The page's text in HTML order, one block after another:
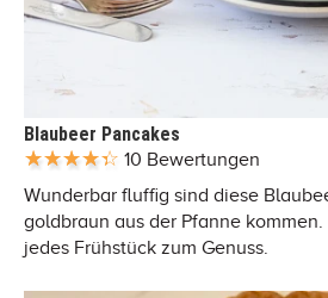
Blaubeer Pancakes
10 Bewertungen
Wunderbar fluffig sind diese
goldbraun aus der Pfanne
jedes Frühstück zum Genuss.